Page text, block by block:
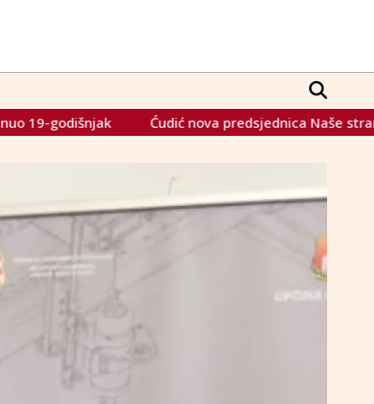
Ćudić nova predsjednica Naše stranke: Dehumanizacija